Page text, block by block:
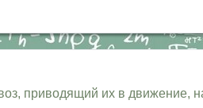
приводящий их в движение,